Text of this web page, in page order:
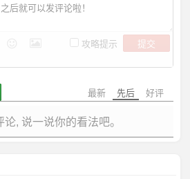
之后就可以发评论啦！
攻略提示
提交
最新 先后 好评
, 说一说你的看法吧。